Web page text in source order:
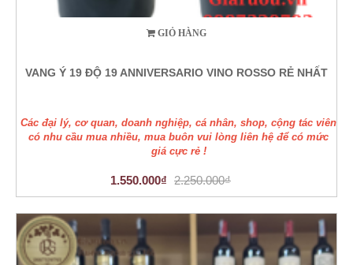
GIỎ HÀNG
VANG Ý 19 ĐỘ 19 ANNIVERSARIO VINO ROSSO RẺ NHẤT
Các đại lý, cơ quan, doanh nghiệp, cá nhân, shop, cộng tác viên
có nhu cầu mua nhiều, mua buôn vui lòng liên hệ để có mức
giá cực rẻ !
1.550.000₫ 2.250.000₫